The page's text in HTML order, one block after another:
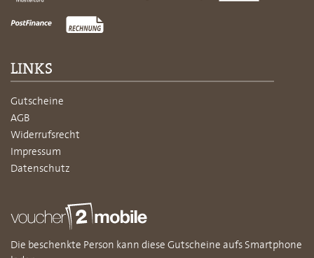
LINKS
Gutscheine
AGB
Widerrufsrecht
Impressum
Datenschutz
Die beschenkte Person kann diese Gutscheine aufs Smartphone